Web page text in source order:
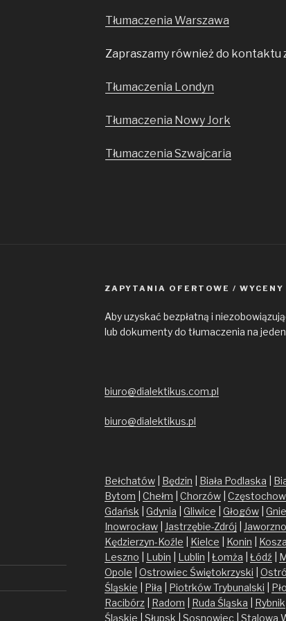
Tłumaczenia Warszawa
Zapraszamy również do kontaktu
Tłumaczenia Londyn
Tłumaczenia Nowy Jork
Tłumaczenia Szwajcaria
ZAPYTANIA OFERTOWE / WYCENY
Aby uzyskać bezpłatną i
lub dokumenty do tłumaczenia na
biuro@dialektikus.com.pl
biuro@dialektikus.pl
Bełchatów| Będzin Biała Podlaska
Bytom
Chełm Chorzów|
Gdańsk
Gdynia Gliwice Głogów|
Inowrocław| Jastrzębie-Zdrój Jaworzno
Kędzierzyn-Koźle
Kielce Konin
Leszno
Lubin Lublin Łomża Łódź
Opole
Ostrowiec Świętokrzyski
Śląskie
Piła Piotrków Trybunalski
Racibórz| Radom Ruda Śląska Rybnik
Śląskie
Słupsk Sosnowiec Stalowa